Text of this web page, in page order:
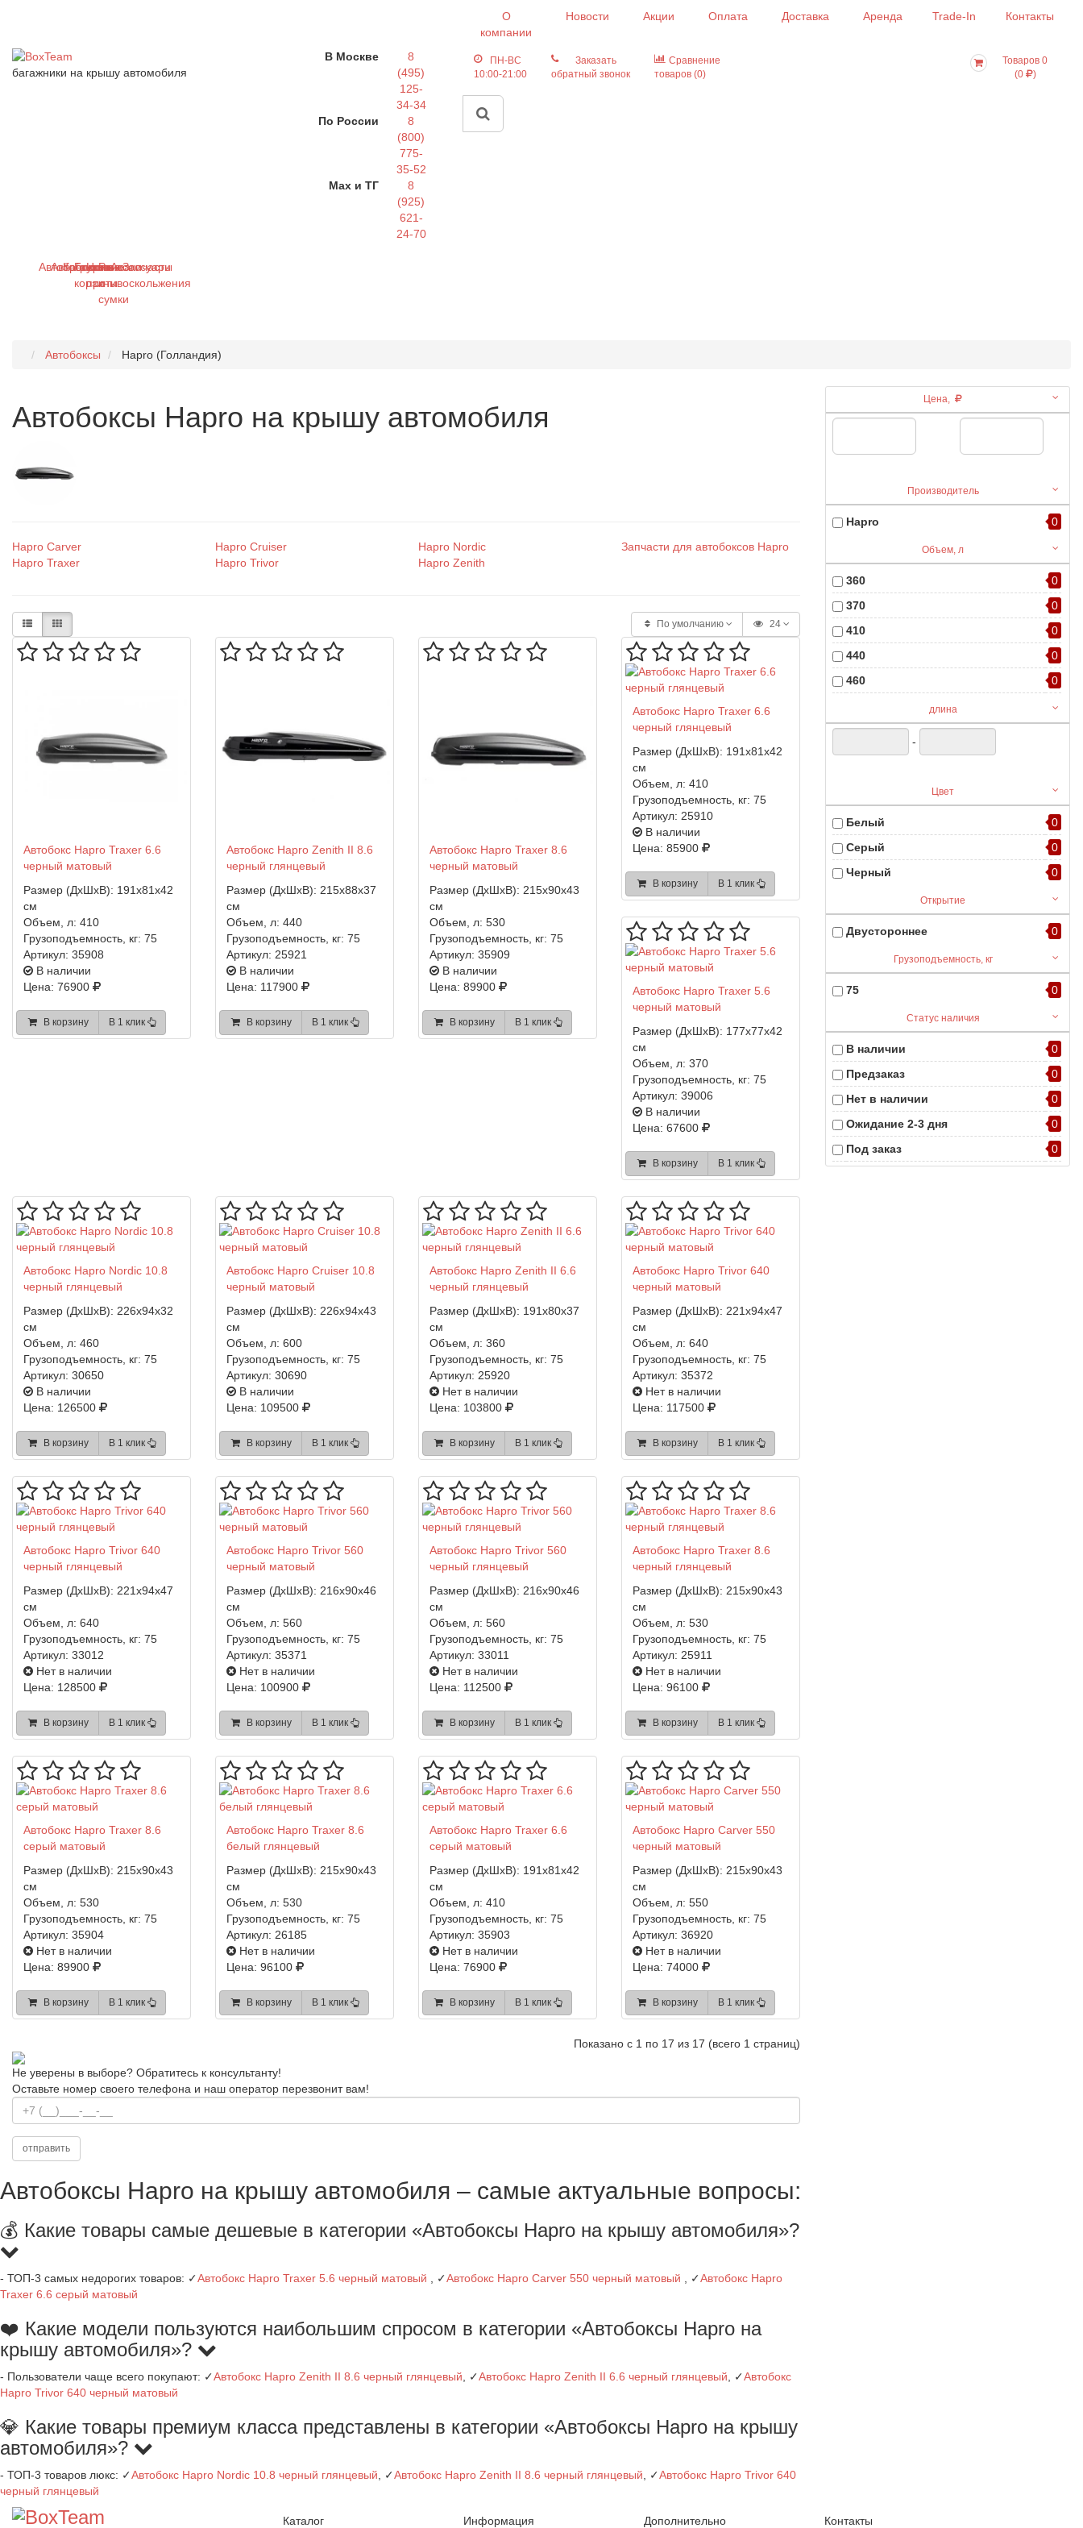
О
компании
Новости Акции Оплата Доставка Аренда Trade-In Контакты
багажники на крышу автомобиля
В Москве
8
(495)
125-
34-34
По России
8
(800)
775-
35-52
Max и ТГ
8
(925)
621-
24-70
ПН-ВС
10:00-21:00
Заказать
обратный звонок
Сравнение
товаров (0)
Товаров 0
(0
)
Автобагажники
Автобоксы
Крепления
Грузовые
корзины
Цепи
противоскольжения
Рюкзаки
и
сумки
Аксессуары
Запчасти
Автобоксы Hapro (Голландия)
Автобоксы Hapro на крышу автомобиля
Hapro Carver
Hapro Traxer
Hapro Cruiser
Hapro Trivor
Hapro Nordic
Hapro Zenith
Запчасти для автобоксов Hapro
По умолчанию 24
Автобокс Hapro Traxer 6.6
черный матовый
Размер (ДхШхВ): 191x81x42
см
Объем, л: 410
Грузоподъемность, кг: 75
Артикул: 35908
В наличии
Цена: 76900
В корзину В 1 клик
Автобокс Hapro Zenith II 8.6
черный глянцевый
Размер (ДхШхВ): 215x88x37
см
Объем, л: 440
Грузоподъемность, кг: 75
Артикул: 25921
В наличии
Цена: 117900
В корзину В 1 клик
Автобокс Hapro Traxer 8.6
черный матовый
Размер (ДхШхВ): 215x90x43
см
Объем, л: 530
Грузоподъемность, кг: 75
Артикул: 35909
В наличии
Цена: 89900
В корзину В 1 клик
Автобокс Hapro Traxer 6.6
черный глянцевый
Размер (ДхШхВ): 191x81x42
см
Объем, л: 410
Грузоподъемность, кг: 75
Артикул: 25910
В наличии
Цена: 85900
В корзину В 1 клик
Автобокс Hapro Traxer 5.6
черный матовый
Размер (ДхШхВ): 177x77x42
см
Объем, л: 370
Грузоподъемность, кг: 75
Артикул: 39006
В наличии
Цена: 67600
В корзину В 1 клик
Автобокс Hapro Nordic 10.8
черный глянцевый
Размер (ДхШхВ): 226x94x32
см
Объем, л: 460
Грузоподъемность, кг: 75
Артикул: 30650
В наличии
Цена: 126500
В корзину В 1 клик
Автобокс Hapro Cruiser 10.8
черный матовый
Размер (ДхШхВ): 226x94x43
см
Объем, л: 600
Грузоподъемность, кг: 75
Артикул: 30690
В наличии
Цена: 109500
В корзину В 1 клик
Автобокс Hapro Zenith II 6.6
черный глянцевый
Размер (ДхШхВ): 191x80x37
см
Объем, л: 360
Грузоподъемность, кг: 75
Артикул: 25920
Нет в наличии
Цена: 103800
В корзину В 1 клик
Автобокс Hapro Trivor 640
черный матовый
Размер (ДхШхВ): 221x94x47
см
Объем, л: 640
Грузоподъемность, кг: 75
Артикул: 35372
Нет в наличии
Цена: 117500
В корзину В 1 клик
Автобокс Hapro Trivor 640
черный глянцевый
Размер (ДхШхВ): 221x94x47
см
Объем, л: 640
Грузоподъемность, кг: 75
Артикул: 33012
Нет в наличии
Цена: 128500
В корзину В 1 клик
Автобокс Hapro Trivor 560
черный матовый
Размер (ДхШхВ): 216x90x46
см
Объем, л: 560
Грузоподъемность, кг: 75
Артикул: 35371
Нет в наличии
Цена: 100900
В корзину В 1 клик
Автобокс Hapro Trivor 560
черный глянцевый
Размер (ДхШхВ): 216x90x46
см
Объем, л: 560
Грузоподъемность, кг: 75
Артикул: 33011
Нет в наличии
Цена: 112500
В корзину В 1 клик
Автобокс Hapro Traxer 8.6
черный глянцевый
Размер (ДхШхВ): 215x90x43
см
Объем, л: 530
Грузоподъемность, кг: 75
Артикул: 25911
Нет в наличии
Цена: 96100
В корзину В 1 клик
Автобокс Hapro Traxer 8.6
серый матовый
Размер (ДхШхВ): 215x90x43
см
Объем, л: 530
Грузоподъемность, кг: 75
Артикул: 35904
Нет в наличии
Цена: 89900
В корзину В 1 клик
Автобокс Hapro Traxer 8.6
белый глянцевый
Размер (ДхШхВ): 215x90x43
см
Объем, л: 530
Грузоподъемность, кг: 75
Артикул: 26185
Нет в наличии
Цена: 96100
В корзину В 1 клик
Автобокс Hapro Traxer 6.6
серый матовый
Размер (ДхШхВ): 191x81x42
см
Объем, л: 410
Грузоподъемность, кг: 75
Артикул: 35903
Нет в наличии
Цена: 76900
В корзину В 1 клик
Автобокс Hapro Carver 550
черный матовый
Размер (ДхШхВ): 215x90x43
см
Объем, л: 550
Грузоподъемность, кг: 75
Артикул: 36920
Нет в наличии
Цена: 74000
В корзину В 1 клик
Показано с 1 по 17 из 17 (всего 1 страниц)
Не уверены в выборе? Обратитесь к консультанту!
Оставьте номер своего телефона и наш оператор перезвонит вам!
Автобоксы Hapro на крышу автомобиля – самые актуальные вопросы:
💰 Какие товары самые дешевые в категории «Автобоксы Hapro на крышу автомобиля»?
- ТОП-3 самых недорогих товаров: ✓Автобокс Hapro Traxer 5.6 черный матовый , ✓Автобокс Hapro Carver 550 черный матовый , ✓Автобокс Hapro
Traxer 6.6 серый матовый
❤️ Какие модели пользуются наибольшим спросом в категории «Автобоксы Hapro на
крышу автомобиля»?
- Пользователи чаще всего покупают: ✓Автобокс Hapro Zenith II 8.6 черный глянцевый , ✓Автобокс Hapro Zenith II 6.6 черный глянцевый , ✓Автобокс
Hapro Trivor 640 черный матовый
💎 Какие товары премиум класса представлены в категории «Автобоксы Hapro на крышу
автомобиля»?
- ТОП-3 товаров люкс: ✓Автобокс Hapro Nordic 10.8 черный глянцевый , ✓Автобокс Hapro Zenith II 8.6 черный глянцевый , ✓Автобокс Hapro Trivor 640
черный глянцевый
Цена,
Производитель
Hapro 0
Объем, л
360
0
370
0
410
0
440
0
460
0
0
550
560
640
0
длина
-
Цвет
Белый
0
Серый
0
Черный
0
Открытие
Двустороннее 0
Грузоподъемность, кг
75 0
Статус наличия
В наличии
0
Предзаказ
0
Нет в наличии
0
Ожидание 2-3 дня
0
Под заказ
0
Каталог Информация Дополнительно Контакты